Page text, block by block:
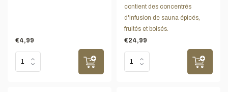
€4,99
contient des concentrés
d'infusion de sauna épicés,
fruités et boisés.
€24,99